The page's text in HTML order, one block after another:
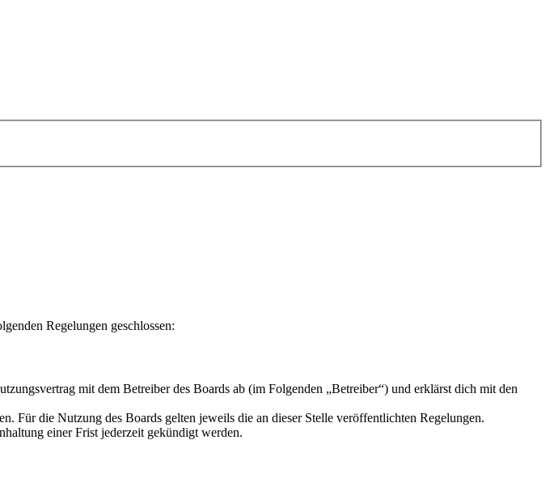
Regelungen geschlossen:
mit dem Betreiber des Boards ab (im Folgenden „Betreiber“) und erklärst dich mit den
Für die Nutzung des Boards gelten jeweils die an dieser Stelle veröffentlichten Regelungen.
einer Frist jederzeit gekündigt werden.